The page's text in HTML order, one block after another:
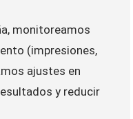
monitoreamos
(impresiones,
ajustes en
y reducir